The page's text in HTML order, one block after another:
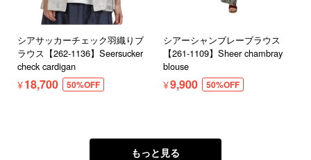
シアサッカーチェック羽織りブ
ラウス【262-1136】Seersucker
check cardigan
¥18,700 50%OFF
シアーシャンブレーブラウス
【261-1109】Sheer chambray
blouse
¥9,900 50%OFF
もっと見る